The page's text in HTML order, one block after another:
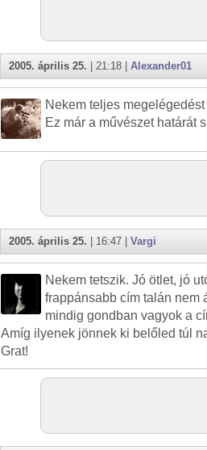
2005. április 25. | 21:18 | Alexander01
Nekem teljes
Ez már a művészet határát
2005. április 25. | 16:47 | Vargi
Nekem tetszik. Jó ötlet, jó
frappánsabb cím talán nem
mindig gondban vagyok a
Amíg ilyenek jönnek ki belőled túl
Grat!